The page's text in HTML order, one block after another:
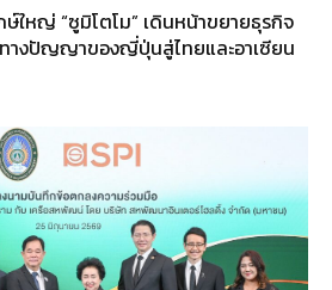
ใหญ่ “ซูมิโตโม” เดินหน้าขยายธุรกิจ
างปัญญาของญี่ปุ่นสู่ไทยและอาเซียน